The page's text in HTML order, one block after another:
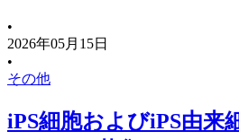
iPS細胞およびiPS由来
•
2026年05月15日
•
その他